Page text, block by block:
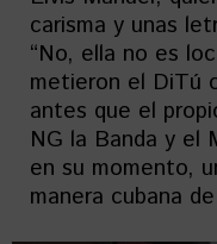
carisma y unas
“No, ella no es
metieron el DiTú
antes que el
NG la Banda y el
en su momento,
manera cubana